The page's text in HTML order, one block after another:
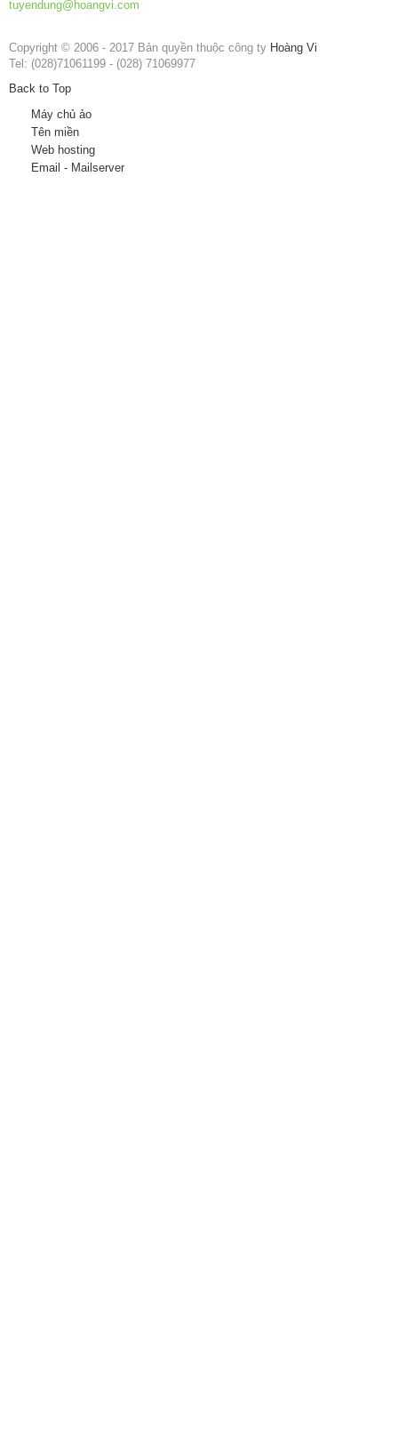
tuyendung@hoangvi.com
Copyright © 2006 - 2017 Bản quyền thuộc công ty Hoàng Vi
Tel: (028)71061199 - (028) 71069977
Back to Top
Máy chủ ảo
Tên miền
Web hosting
Email - Mailserver